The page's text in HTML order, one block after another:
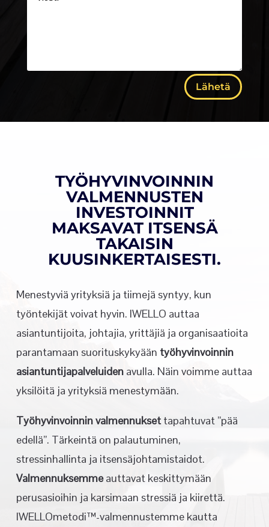
Lähetä
TYÖHYVINVOINNIN
VALMENNUSTEN
INVESTOINNIT
MAKSAVAT ITSENSÄ
TAKAISIN
KUUSINKERTAISESTI.
Menestyviä yrityksiä ja tiimejä syntyy, kun
työntekijät voivat hyvin. IWELLO auttaa
asiantuntijoita, johtajia, yrittäjiä ja organisaatioita
parantamaan suorituskykyään työhyvinvoinnin
asiantuntijapalveluidenavulla. Näin voimme auttaa
yksilöitä ja yrityksiä menestymään.
Työhyvinvoinnin valmennuksettapahtuvat ”pää
edellä”. Tärkeintä on palautuminen,
stressinhallinta ja itsensäjohtamistaidot.
Valmennuksemmeauttavat keskittymään
perusasioihin ja karsimaan stressiä ja kiirettä.
IWELLOmetodi™-valmennustemme kautta